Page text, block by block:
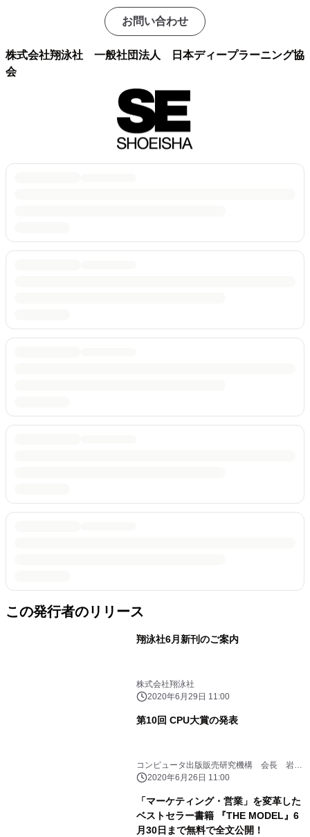
お問い合わせ
株式会社翔泳社 一般社団法人 日本ディープラーニング協
会
この発行者のリリース
翔泳社6月新刊のご案内
株式会社翔泳社
2020年6月29日 11:00
第10回 CPU大賞の発表
コンピュータ出版販売研究機構 会長 岩切
晃子（翔泳社）
2020年6月26日 11:00
「マーケティング・営業」を変革した
ベストセラー書籍 『THE MODEL』6
月30日まで無料で全文公開！